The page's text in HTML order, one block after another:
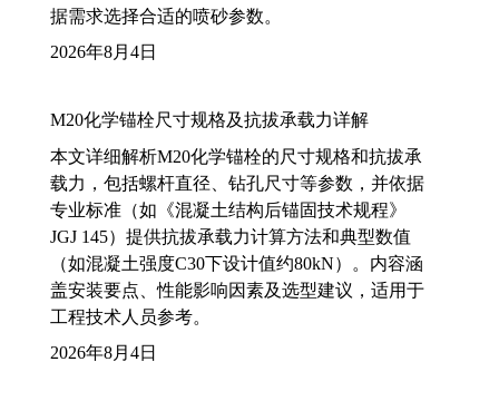
据需求选择合适的喷砂参数。
2026年8月4日
M20化学锚栓尺寸规格及抗拔承载力详解
本文详细解析M20化学锚栓的尺寸规格和抗拔承
载力，包括螺杆直径、钻孔尺寸等参数，并依据
专业标准（如《混凝土结构后锚固技术规程》
JGJ 145）提供抗拔承载力计算方法和典型数值
（如混凝土强度C30下设计值约80kN）。内容涵
盖安装要点、性能影响因素及选型建议，适用于
工程技术人员参考。
2026年8月4日